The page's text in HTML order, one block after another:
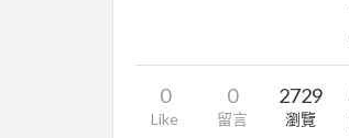
0
Like
0
留言
2729
瀏覽